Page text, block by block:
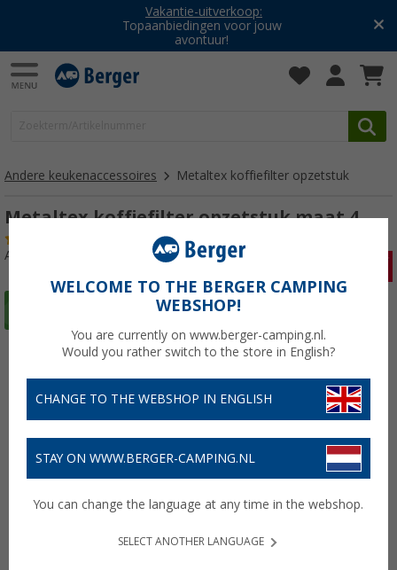
Vakantie-uitverkoop:
Topaanbiedingen voor jouw
avontuur!
Andere keukenaccessoires Metaltex koffiefilter opzetstuk
Metaltex koffiefilter opzetstuk maat 4
Artikelnr: 632219
WELCOME TO THE BERGER CAMPING
WEBSHOP!
You are currently on www.berger-camping.nl.
Would you rather switch to the store in English?
CHANGE TO THE WEBSHOP IN ENGLISH
STAY ON WWW.BERGER-CAMPING.NL
You can change the language at any time in the webshop.
SELECT ANOTHER LANGUAGE